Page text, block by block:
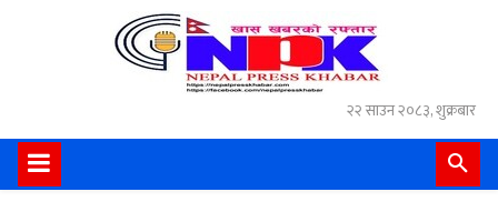
२२ साउन २०८३, शुक्रबार